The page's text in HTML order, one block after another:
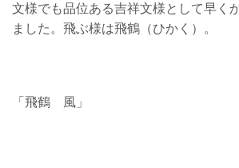
文様でも品位ある吉祥文様として早く
ました。飛ぶ様は飛鶴（ひかく）。
「飛鶴 風」